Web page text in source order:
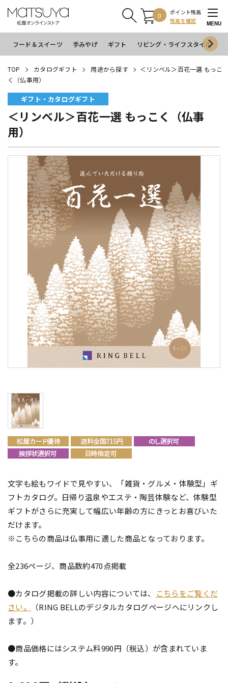
0
ポイント残高
残高を確認
MENU
フード＆スイーツ 手みやげ ギフト リビング・ライフスタイル
TOP カタログギフト 用途から探す
＜リンベル＞百花一選 もっこ
く（仏事用）
ギフト・カタログギフト
＜リンベル＞百花一選 もっこく（仏事
用）
文字も絵もワイドで見やすい、「雑貨・グルメ・体験型」ギ
フトカタログ。日帰り温泉やエステ・陶芸体験など、体験型
ギフトがさらに充実して幅広い年齢の方にきっとお喜びいた
だけます。
※こちらの商品は仏事用に適した商品となっております。
全236ページ、商品数約470点掲載
●カタログ掲載の詳しい内容については、
こちらをご覧くだ
さい。
（RING BELLのデジタルカタログページへにリンクし
ます。）
●商品価格にはシステム料990円（税込）が含まれていま
す。